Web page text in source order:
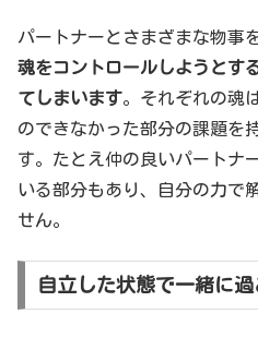
パートナーとさまざまな物事
魂をコントロールしようとす
てしまいます。それぞれの魂
のできなかった部分の課題を
す。たとえ仲の良いパートナ
いる部分もあり、自分の力で
せん。
自立した状態で一緒に